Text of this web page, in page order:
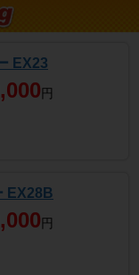
EX23
円
EX28B
円